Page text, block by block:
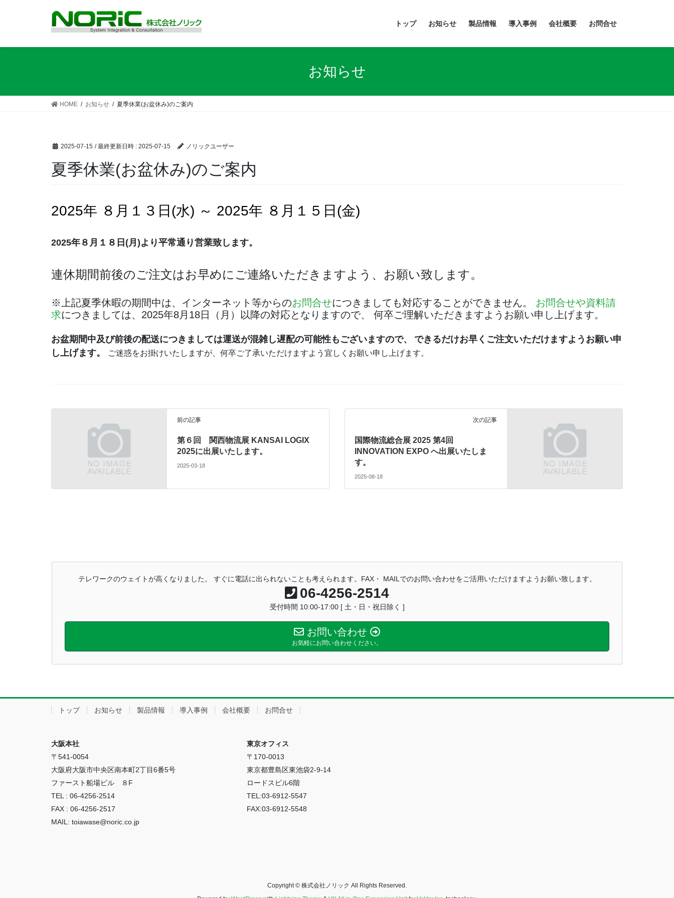
トップ お知らせ 製品情報 導入事例 会社概要 お問合せ
お知らせ
HOME お知らせ 夏季休業(お盆休み)のご案内
2025-07-15 / 最終更新日時 : 2025-07-15 ノリックユーザー
夏季休業(お盆休み)のご案内
2025年 ８月１３日(水) ～ 2025年 ８月１５日(金)
2025年８月１８日(月)より平常通り営業致します。
連休期間前後のご注文はお早めにご連絡いただきますよう、お願い致します。
※上記夏季休暇の期間中は、インターネット等からのお問合せにつきましても対応することができません。 お問合せや資料請
求につきましては、2025年8月18日（月）以降の対応となりますので、 何卒ご理解いただきますようお願い申し上げます。
お盆期間中及び前後の配送につきましては運送が混雑し遅配の可能性もございますので、
できるだけお早くご注文いただけますようお願い申
し上げます。
ご迷惑をお掛けいたしますが、何卒ご了承いただけますよう宜しくお願い申し上げます。
前の記事
第６回 関西物流展 KANSAI LOGIX
2025に出展いたします。
2025-03-18
次の記事
国際物流総合展 2025 第4回
INNOVATION EXPO へ出展いたしま
す。
2025-08-18
テレワークのウェイトが高くなりました。 すぐに電話に出られないことも考えられます。FAX・ MAILでのお問い合わせをご活用いただけますようお願い致します。
06-4256-2514
受付時間 10:00-17:00 [ 土・日・祝日除く ]
お問い合わせ
お気軽にお問い合わせください。
トップ お知らせ 製品情報 導入事例 会社概要 お問合せ
大阪本社
〒541-0054
大阪府大阪市中央区南本町2丁目6番5号
ファースト船場ビル ８F
TEL : 06-4256-2514
FAX : 06-4256-2517
MAIL: toiawase@noric.co.jp
東京オフィス
〒170-0013
東京都豊島区東池袋2-9-14
ロードスビル6階
TEL:03-6912-5547
FAX:03-6912-5548
Copyright © 株式会社ノリック All Rights Reserved.